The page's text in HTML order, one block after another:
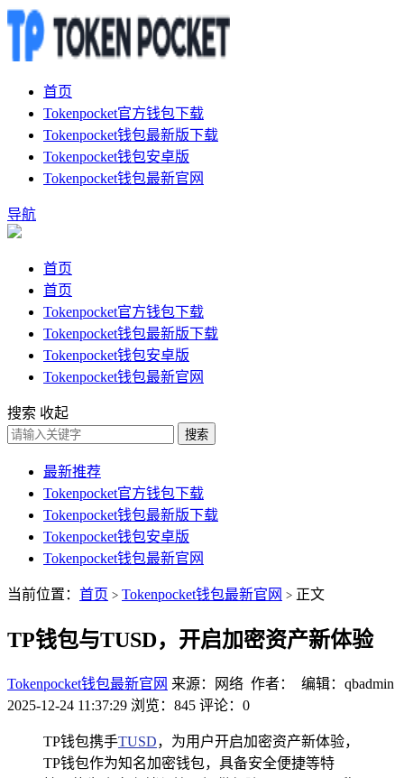
首页
Tokenpocket官方钱包下载
Tokenpocket钱包最新版下载
Tokenpocket钱包安卓版
Tokenpocket钱包最新官网
导航
首页
首页
Tokenpocket官方钱包下载
Tokenpocket钱包最新版下载
Tokenpocket钱包安卓版
Tokenpocket钱包最新官网
搜索 收起
搜索
最新推荐
Tokenpocket官方钱包下载
Tokenpocket钱包最新版下载
Tokenpocket钱包安卓版
Tokenpocket钱包最新官网
当前位置： 首页 > Tokenpocket钱包最新官网 > 正文
TP钱包与TUSD，开启加密资产新体验
Tokenpocket钱包最新官网 来源：网络 作者： 编辑：qbadmin
2025-12-24 11:37:29 浏览：845 评论：0
TP钱包携手TUSD，为用户开启加密资产新体验，
TP钱包作为知名加密钱包，具备安全便捷等特